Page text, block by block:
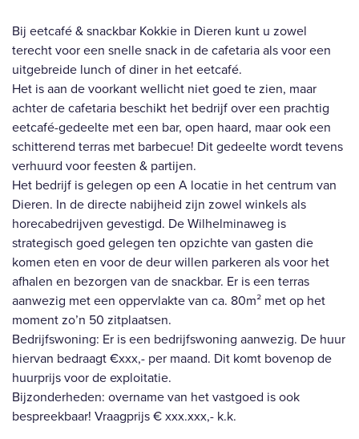
Bij eetcafé & snackbar Kokkie in Dieren kunt u zowel
terecht voor een snelle snack in de cafetaria als voor een
uitgebreide lunch of diner in het eetcafé.
Het is aan de voorkant wellicht niet goed te zien, maar
achter de cafetaria beschikt het bedrijf over een prachtig
eetcafé-gedeelte met een bar, open haard, maar ook een
schitterend terras met barbecue! Dit gedeelte wordt tevens
verhuurd voor feesten & partijen.
Het bedrijf is gelegen op een A locatie in het centrum van
Dieren. In de directe nabijheid zijn zowel winkels als
horecabedrijven gevestigd. De Wilhelminaweg is
strategisch goed gelegen ten opzichte van gasten die
komen eten en voor de deur willen parkeren als voor het
afhalen en bezorgen van de snackbar. Er is een terras
aanwezig met een oppervlakte van ca. 80m² met op het
moment zo’n 50 zitplaatsen.
Bedrijfswoning: Er is een bedrijfswoning aanwezig. De huur
hiervan bedraagt €xxx,- per maand. Dit komt bovenop de
huurprijs voor de exploitatie.
Bijzonderheden: overname van het vastgoed is ook
bespreekbaar! Vraagprijs € xxx.xxx,- k.k.